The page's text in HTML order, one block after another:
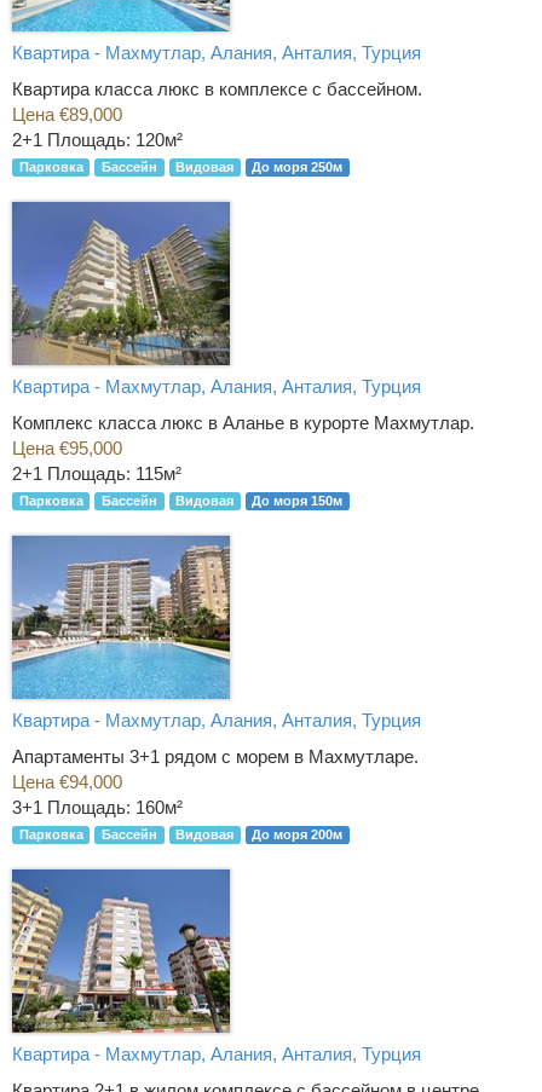
Квартира - Махмутлар, Алания, Анталия, Турция
Квартира класса люкс в комплексе с бассейном.
Цена €89,000
2+1 Площадь: 120м²
Парковка Бассейн Видовая До моря 250м
Квартира - Махмутлар, Алания, Анталия, Турция
Комплекс класса люкс в Аланье в курорте Махмутлар.
Цена €95,000
2+1 Площадь: 115м²
Парковка Бассейн Видовая До моря 150м
Квартира - Махмутлар, Алания, Анталия, Турция
Апартаменты 3+1 рядом с морем в Махмутларе.
Цена €94,000
3+1 Площадь: 160м²
Парковка Бассейн Видовая До моря 200м
Квартира - Махмутлар, Алания, Анталия, Турция